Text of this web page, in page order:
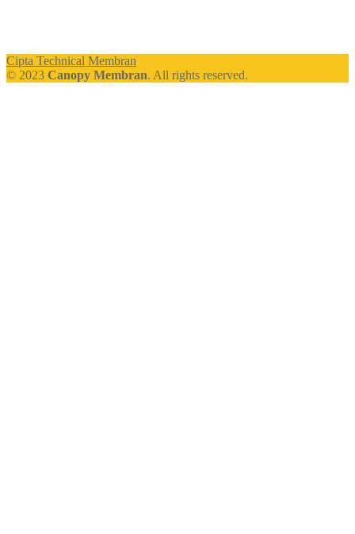
Cipta Technical Membran
© 2023 Canopy Membran. All rights reserved.